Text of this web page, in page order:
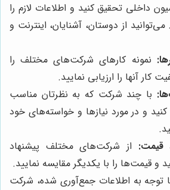
داخلی تحقیق کنید و اطلاعات لازم را
از دوستان، آشنایان، اینترنت و
نمونه کارهای شرکت‌های مختلف را
کار آنها را ارزیابی نمایید.
با چند شرکت که به نظرتان مناسب
و در مورد نیازها و خواسته‌های خود
قیمت: از شرکت‌های مختلف پیشنهاد
و قیمت‌ها را با یکدیگر مقایسه نمایید.
توجه به اطلاعات جمع‌آوری شده، شرکت